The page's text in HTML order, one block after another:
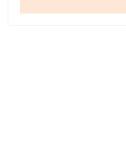
empresas pertenecientes al